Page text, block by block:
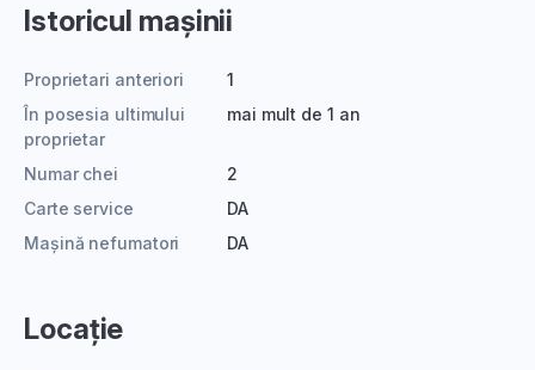
Istoricul mașinii
Proprietari anteriori
1
În posesia ultimului
proprietar
mai mult de 1 an
Numar chei
2
Carte service
DA
Mașină nefumatori
DA
Locație